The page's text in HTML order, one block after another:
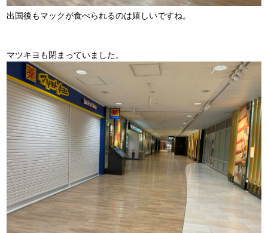
出国後もマックが食べられるのは嬉しいですね。
マツキヨも閉まっていました。